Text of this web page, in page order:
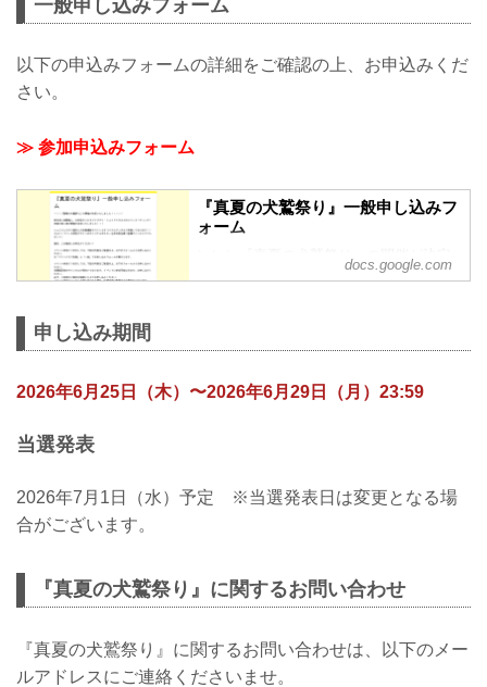
優先的に会場内へご案内いたします。ぜ
ひご応募ください✨ 『真夏の犬鷲祭り』
12:00〜14:00■開催場所 東京都内某所※
一般申し込みフォーム
以下の申込みフォームの詳細をご確認の上、お申込みくだ
さい。
≫ 参加申込みフォーム
『真夏の犬鷲祭り』一般申し込みフ
ォーム
＼＼＼『真夏の犬鷲祭り』の開催が決定
待望の第二弾の開催が決定いたしまし
た！！！
さらに！ファンミ限定デザインのオリジ
是非、この機会にお申込みください！
容をご確認の上、以下のフォームよりお
申し込みくださ...
docs.google.com
申し込み期間
2026年6月25日（木）〜2026年6月29日（月）23:59
当選発表
2026年7月1日（水）予定 ※当選発表日は変更となる場
合がございます。
『真夏の犬鷲祭り』に関するお問い合わせ
『真夏の犬鷲祭り』に関するお問い合わせは、以下のメー
ルアドレスにご連絡くださいませ。